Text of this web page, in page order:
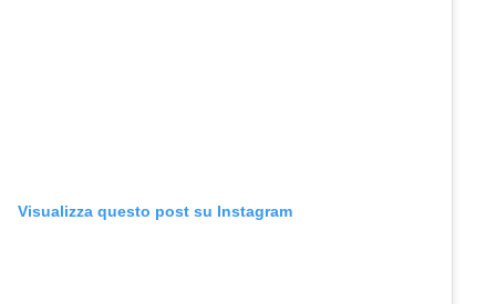
Visualizza questo post su Instagram